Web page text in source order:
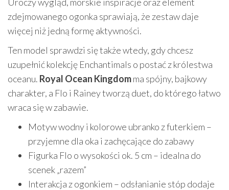
zdejmowanego ogonka sprawiają, że zestaw daje
więcej niż jedną formę aktywności.
Ten model sprawdzi się także wtedy, gdy chcesz
uzupełnić kolekcję Enchantimals o postać z królestwa
oceanu. Royal Ocean Kingdomma spójny, bajkowy
charakter, a Flo i Rainey tworzą duet, do którego łatwo
wraca się w zabawie.
Motyw wodny i kolorowe ubranko z futerkiem –
przyjemne dla oka i zachęcające do zabawy
Figurka Flo o wysokości ok. 5 cm – idealna do
scenek „razem”
Interakcja z ogonkiem – odsłanianie stóp dodaje